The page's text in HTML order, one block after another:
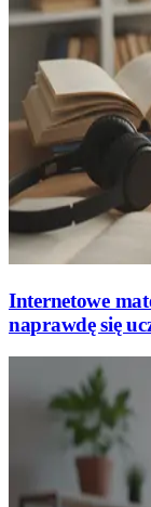
Internetowe
naprawdę się